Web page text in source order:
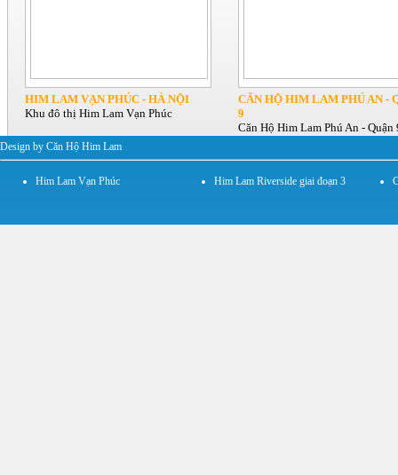
HIM LAM VẠN PHÚC - HÀ NỘI
Khu đô thị Him Lam Vạn Phúc
CĂN HỘ HIM LAM PHÚ AN -
9
Căn Hộ Him Lam Phú An - Quận
Design by Căn Hộ Him Lam
Him Lam Vạn Phúc Him Lam Riverside giai đoạn 3